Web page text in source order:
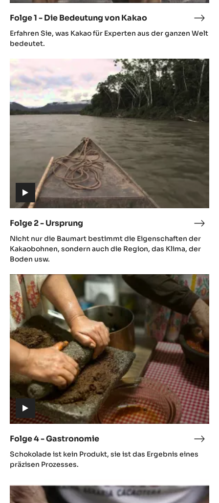
Folge 1 - Die Bedeutung von Kakao
(includes
video)
1
von
Erfahren Sie, was Kakao für Experten aus der ganzen Welt
bedeutet.
(includes
Folge 2 - Ursprung
(includes
video)
2
-
Nicht nur die Baumart bestimmt die Eigenschaften der
Kakaobohnen, sondern auch die Region, das Klima, der
Boden usw.
Folge
2
-
Ursprung
(includes
Folge 4 - Gastronomie
(includes
video)
Schokolade ist kein Produkt, sie ist das Ergebnis eines
präzisen Prozesses.
Folge
4
-
Gastronomie
Folge
5